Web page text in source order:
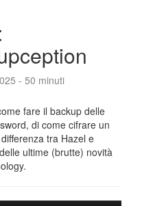
- 50 minuti
fare il backup delle
di come cifrare un
tra Hazel e
ultime (brutte) novità